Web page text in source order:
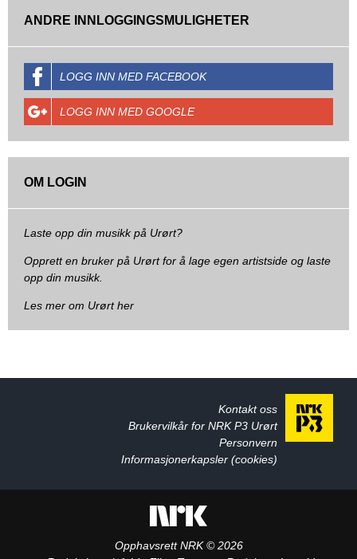
ANDRE INNLOGGINGSMULIGHETER
LOGG INN MED FACEBOOK
LOGG INN MED GOOGLE
OM LOGIN
Laste opp din musikk på Urørt?
Opprett en bruker på Urørt for å lage egen artistside og laste
opp din musikk.
Les mer om Urørt her
Kontakt oss
Brukervilkår for NRK P3 Urørt
Personvern
Informasjonerkapsler (cookies)
Opphavsrett NRK © 2026